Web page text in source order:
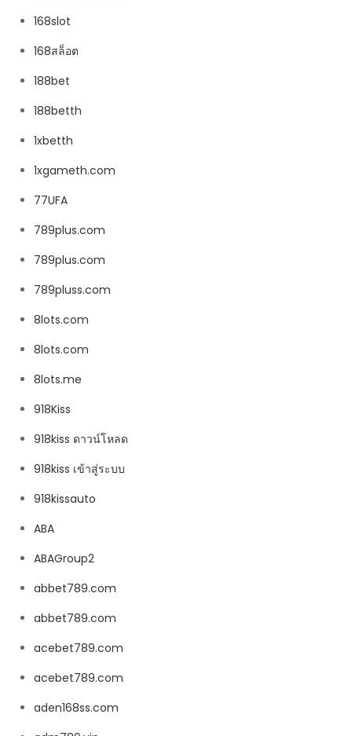
168slot
168สล็อต
188bet
188betth
1xbetth
1xgameth.com
77UFA
789plus.com
789plus.com
789pluss.com
8lots.com
8lots.com
8lots.me
918Kiss
918kiss ดาวน์โหลด
918kiss เข้าสู่ระบบ
918kissauto
ABA
ABAGroup2
abbet789.com
abbet789.com
acebet789.com
acebet789.com
aden168ss.com